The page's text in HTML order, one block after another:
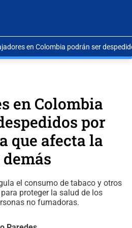
en Colombia podrán ser
en Colombia
por
que afecta la
el consumo de tabaco y otros
proteger la salud de los
no fumadoras.